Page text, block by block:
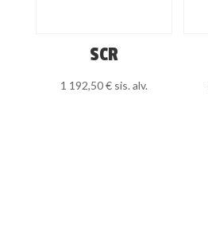
SCR
1 192,50€ sis. alv.